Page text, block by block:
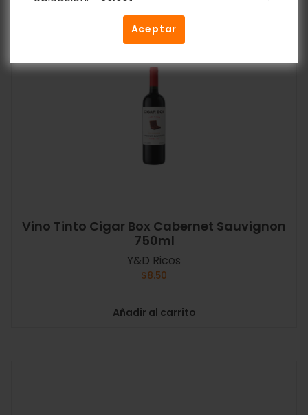
Aceptar
Vino Tinto Cigar Box Cabernet Sauvignon
750ml
Y&D Ricos
$8.50
Añadir al carrito